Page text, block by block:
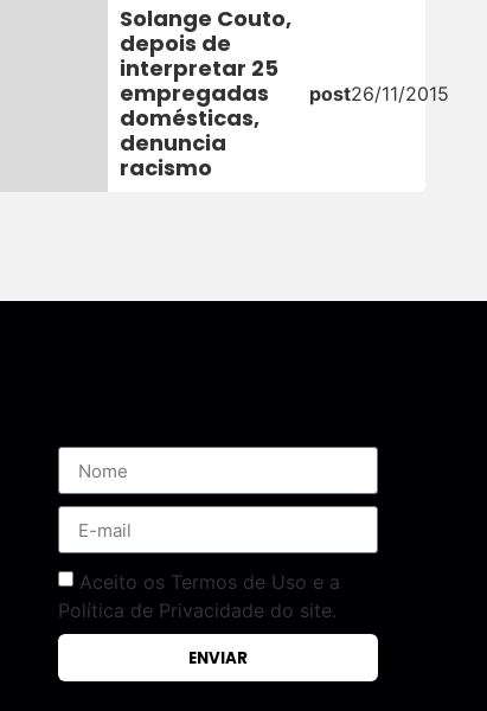
Solange Couto,
depois de
interpretar 25
empregadas
domésticas,
denuncia
racismo
post26/11/2015
Aceito os Termos de Uso e a
Política de Privacidade do site.
ENVIAR